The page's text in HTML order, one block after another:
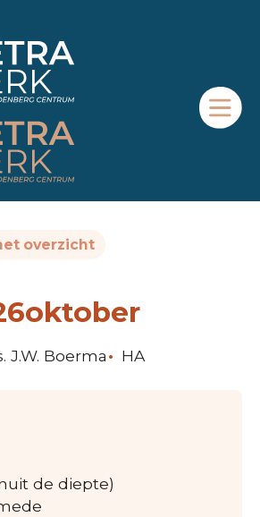
overzicht
oktober
J.W. Boerma• HA
de diepte)